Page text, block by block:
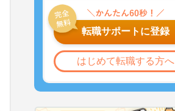
転職サポートに登録
はじめて転職する方へ